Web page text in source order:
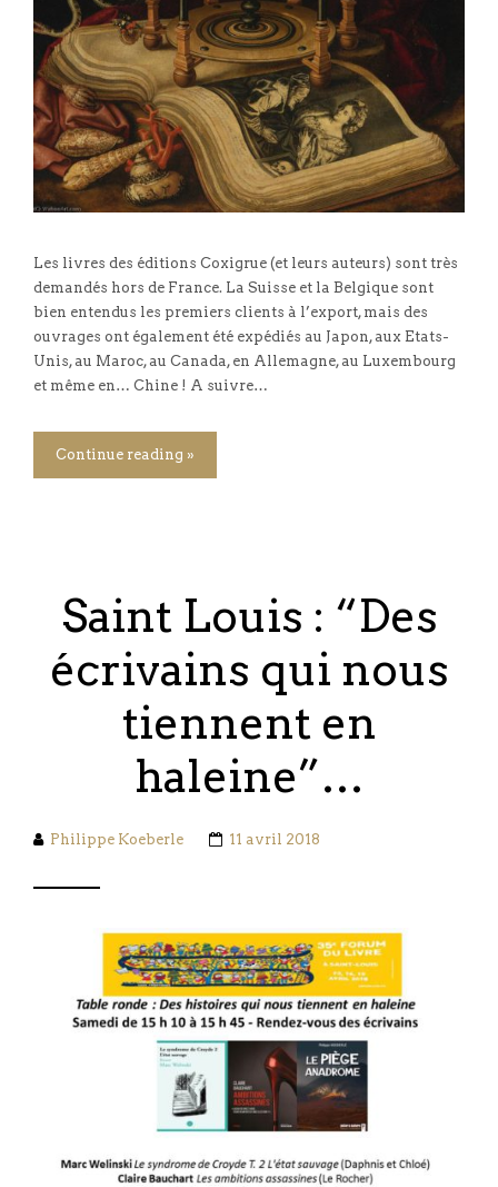
Les livres des éditions Coxigrue (et leurs auteurs) sont très
demandés hors de France. La Suisse et la Belgique sont
bien entendus les premiers clients à l’export, mais des
ouvrages ont également été expédiés au Japon, aux Etats-
Unis, au Maroc, au Canada, en Allemagne, au Luxembourg
et même en… Chine ! A suivre…
Continue reading »
Saint Louis : “Des
écrivains qui nous
tiennent en
haleine”…
Philippe Koeberle 11 avril 2018